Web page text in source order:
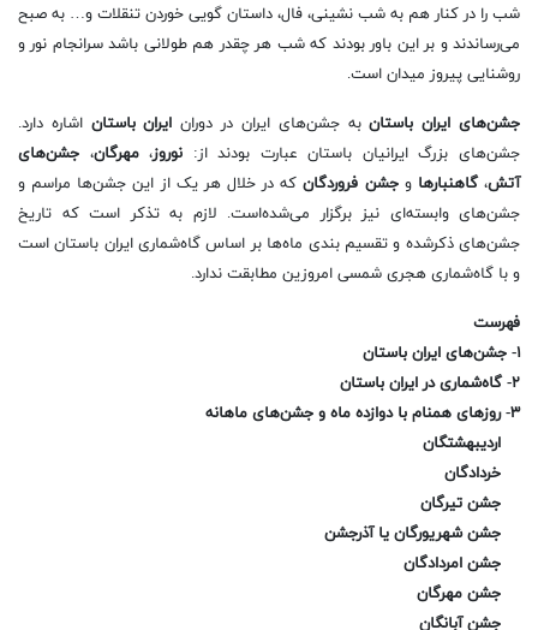
شب را در کنار هم به شب نشینی، فال، داستان گویی خوردن تنقلات و… به صبح
می‌رساندند و بر این باور بودند که شب هر چقدر هم طولانی باشد سرانجام نور و
روشنایی پیروز میدان است.
جشن‌های ایران باستانبه جشن‌های ایران در دوران ایران باستان اشاره دارد.
جشن‌های بزرگ ایرانیان باستان عبارت بودند از: نوروز،مهرگان، جشن‌های
آتش،گاهنبارها وجشن فروردگانکه در خلال هر یک از این جشن‌ها مراسم و
جشن‌های وابسته‌ای نیز برگزار می‌شده‌است. لازم به تذکر است که تاریخ
جشن‌‌های ذکر‌شده و تقسیم بندی ماه‌ها بر اساس گاه‌شماری‌ ایران باستان است
و با گاه‌شماری هجری شمسی امروزین مطابقت ندارد.
فهرست
۱- جشن‌های ایران باستان
۲- گاه‌شماری در ایران باستان
۳- روزهای همنام با دوازده ماه و جشن‌های ماهانه
اردیبهشتگان
خردادگان
جشن تیرگان
جشن شهریورگان یا آذرجشن
جشن امردادگان
جشن مهرگان
جشن آبانگان